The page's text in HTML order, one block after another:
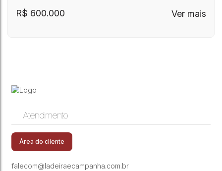
135 M² 3 + 1 Dormitórios 3 Wc 2 Vagas
Cobertas
R$ 600.000
Vila Itapura ,Campinas,São Paulo,Brasil
Atendimento
Área do cliente
falecom@ladeiraecampanha.com.br